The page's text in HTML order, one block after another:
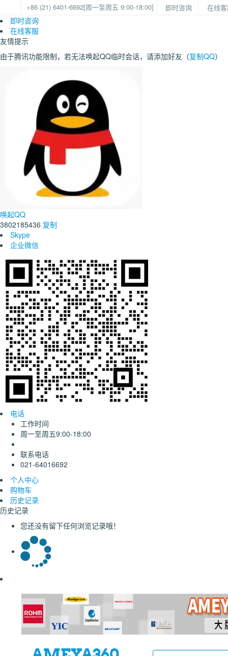
+86 (21) 6401-6692[周一至周五 9:00-18:00] 即时咨询 在线
即时咨询
在线客服
友情提示
由于腾讯功能限制，若无法唤起QQ临时会话，请添加好友（复制QQ）
唤起QQ
3802185436 复制
Skype
企业微信
电话
工作时间
周一至周五9:00-18:00
联系电话
021-64016692
个人中心
购物车
历史记录
历史记录
您还没有留下任何浏览记录哦！